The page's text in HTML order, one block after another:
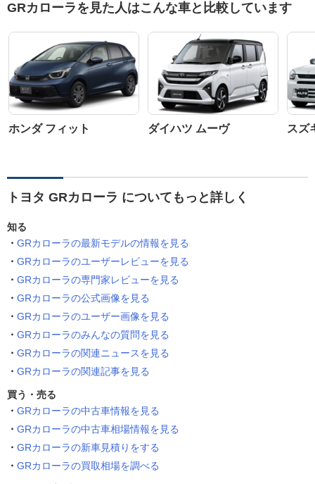
GRカローラを見た人はこんな車と比較しています
ホンダ フィット ダイハツ ムーヴ スズ
トヨタ GRカローラ についてもっと詳しく
知る
GRカローラの最新モデルの情報を見る
GRカローラのユーザーレビューを見る
GRカローラの専門家レビューを見る
GRカローラの公式画像を見る
GRカローラのユーザー画像を見る
GRカローラのみんなの質問を見る
GRカローラの関連ニュースを見る
GRカローラの関連記事を見る
買う・売る
GRカローラの中古車情報を見る
GRカローラの中古車相場情報を見る
GRカローラの新車見積りをする
GRカローラの買取相場を調べる